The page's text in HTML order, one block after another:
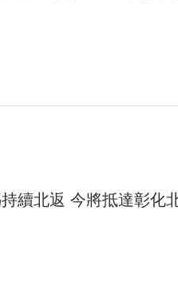
續北返 今將抵達彰化